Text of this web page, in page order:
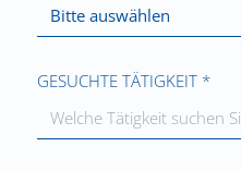
Bitte auswählen
GESUCHTE TÄTIGKEIT *